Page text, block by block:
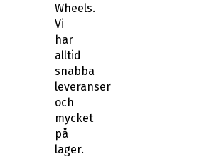
Wheels.
Vi
har
alltid
snabba
leveranser
och
mycket
på
lager.